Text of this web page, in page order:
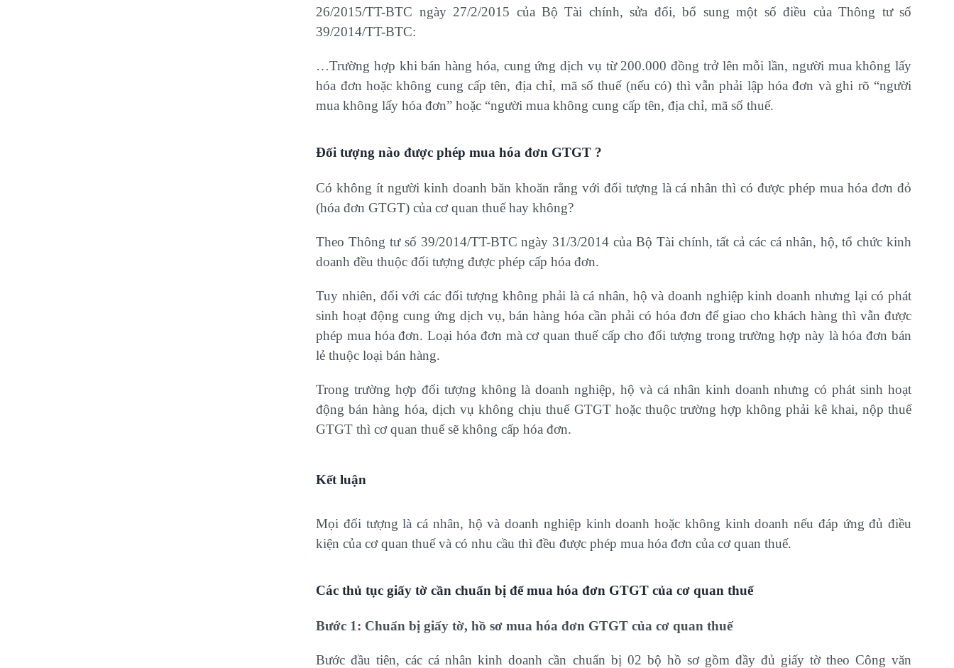
26/2015/TT-BTC ngày 27/2/2015 của Bộ Tài chính, sửa đổi, bổ sung một số điều của Thông tư số
39/2014/TT-BTC:
…Trường hợp khi bán hàng hóa, cung ứng dịch vụ từ 200.000 đồng trở lên mỗi lần, người mua không lấy
hóa đơn hoặc không cung cấp tên, địa chỉ, mã số thuế (nếu có) thì vẫn phải lập hóa đơn và ghi rõ “người
mua không lấy hóa đơn” hoặc “người mua không cung cấp tên, địa chỉ, mã số thuế.
Đối tượng nào được phép mua hóa đơn GTGT ?
Có không ít người kinh doanh băn khoăn rằng với đối tượng là cá nhân thì có được phép mua hóa đơn đỏ
(hóa đơn GTGT) của cơ quan thuế hay không?
Theo Thông tư số 39/2014/TT-BTC ngày 31/3/2014 của Bộ Tài chính, tất cả các ​​cá nhân, hộ, tổ chức kinh
doanh đều thuộc đối tượng được phép cấp hóa đơn.
Tuy nhiên, đối với các đối tượng không phải là cá nhân, hộ và doanh nghiệp kinh doanh nhưng lại có phát
sinh hoạt động cung ứng dịch vụ, bán hàng hóa cần phải có hóa đơn để giao cho khách hàng thì vẫn được
phép mua hóa đơn. Loại hóa đơn mà cơ quan thuế cấp cho đối tượng trong trường hợp này là hóa đơn bán
lẻ thuộc loại bán hàng.
Trong trường hợp đối tượng không là doanh nghiệp, hộ và cá nhân kinh doanh nhưng có phát sinh hoạt
động bán hàng hóa, dịch vụ không chịu thuế GTGT hoặc thuộc trường hợp không phải kê khai, nộp thuế
GTGT thì cơ quan thuế sẽ không cấp hóa đơn.
Kết luận
Mọi đối tượng là cá nhân, hộ và doanh nghiệp kinh doanh hoặc không kinh doanh nếu đáp ứng đủ điều
kiện của cơ quan thuế và có nhu cầu thì đều được phép mua hóa đơn của cơ quan thuế.
Các thủ tục giấy tờ cần chuẩn bị để mua hóa đơn GTGT của cơ quan thuế
Bước 1: Chuẩn bị giấy tờ, hồ sơ mua hóa đơn GTGT của cơ quan thuế
Bước đầu tiên, các cá nhân kinh doanh cần chuẩn bị 02 bộ hồ sơ gồm đầy đủ giấy tờ theo Công văn